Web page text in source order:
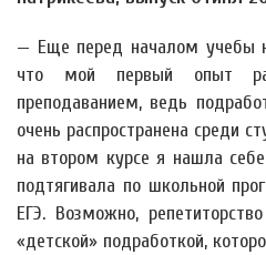
— Еще перед началом учебы
что мой первый опыт
преподаванием, ведь
очень распространена среди
на втором курсе я нашла
подтягивала по школьной
ЕГЭ. Возможно,
«детской» подработкой,